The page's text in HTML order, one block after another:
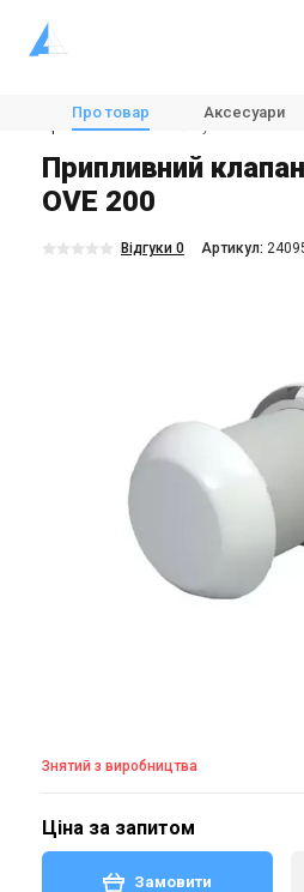
Магазин Вентиляція
Припливні клапани
Systemair OVE
Про товар Аксесуари
Припливний
OVЕ 200
Відгуки 0 Aртикул:
Знятий з виробництва
Ціна за запитом
Замовити